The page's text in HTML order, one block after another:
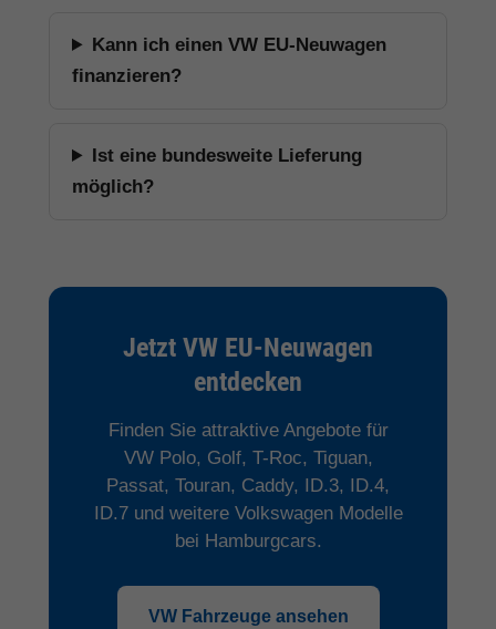
Kann ich einen VW EU-Neuwagen
finanzieren?
Ist eine bundesweite Lieferung
möglich?
Jetzt VW EU-Neuwagen
entdecken
Finden Sie attraktive Angebote für
VW Polo, Golf, T-Roc, Tiguan,
Passat, Touran, Caddy, ID.3, ID.4,
ID.7 und weitere Volkswagen Modelle
bei Hamburgcars.
VW Fahrzeuge ansehen